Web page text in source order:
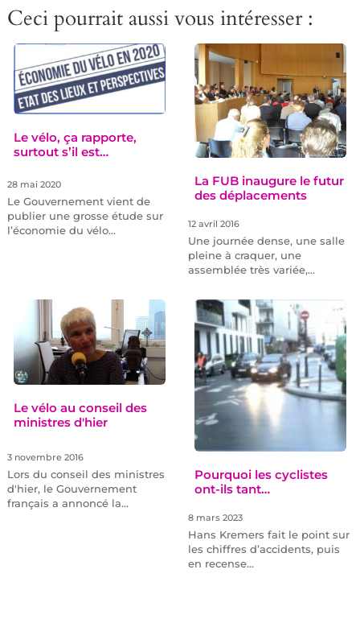
Ceci pourrait aussi vous intéresser :
Le vélo, ça rapporte,
surtout s’il est…
28 mai 2020
Le Gouvernement vient de
publier une grosse étude sur
l’économie du vélo…
La FUB inaugure le futur
des déplacements
12 avril 2016
Une journée dense, une salle
pleine à craquer, une
assemblée très variée,…
Le vélo au conseil des
ministres d'hier
3 novembre 2016
Lors du conseil des ministres
d'hier, le Gouvernement
français a annoncé la…
Pourquoi les cyclistes
ont-ils tant…
8 mars 2023
Hans Kremers fait le point sur
les chiffres d’accidents, puis
en recense…